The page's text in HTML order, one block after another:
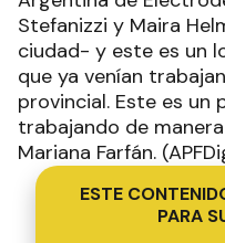
Stefanizzi y Maira
ciudad- y este es un
que ya venían
provincial. Este es un
trabajando de
Mariana Farfán.
ESTE
PARA